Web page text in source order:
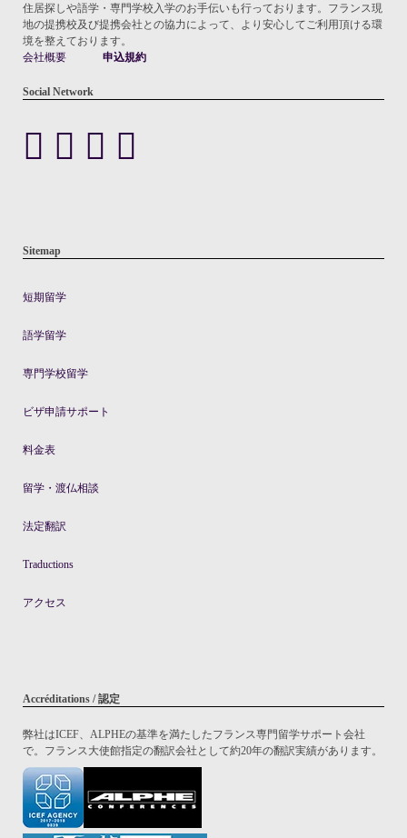
住居探しや語学・専門学校入学のお手伝いも行っております。フランス現
地の提携校及び提携会社との協力によって、より安心してご利用頂ける環
境を整えております。
会社概要
申込規約
Social Network
Sitemap
短期留学
語学留学
専門学校留学
ビザ申請サポート
料金表
留学・渡仏相談
法定翻訳
Traductions
アクセス
Accréditations / 認定
弊社はICEF、ALPHEの基準を満たしたフランス専門留学サポート会社
で。フランス大使館指定の翻訳会社として約20年の翻訳実績があります。